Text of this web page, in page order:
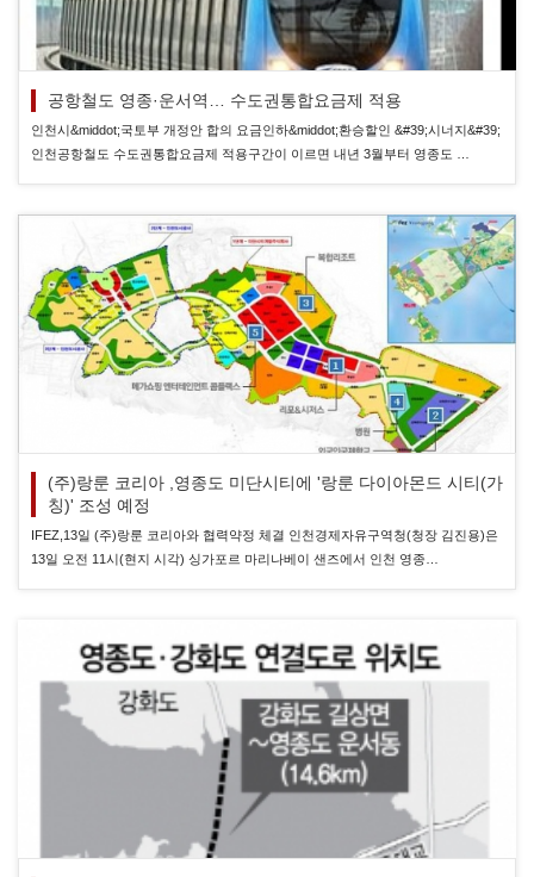
공항철도 영종·운서역… 수도권통합요금제 적용
인천시&middot;국토부 개정안 합의 요금인하&middot;환승할인 &#39;시너지&#39;
인천공항철도 수도권통합요금제 적용구간이 이르면 내년 3월부터 영종도 …
(주)랑룬 코리아 ,영종도 미단시티에 '랑룬 다이아몬드 시티(가
칭)' 조성 예정
IFEZ,13일 (주)랑룬 코리아와 협력약정 체결 인천경제자유구역청(청장 김진용)은
13일 오전 11시(현지 시각) 싱가포르 마리나베이 샌즈에서 인천 영종…